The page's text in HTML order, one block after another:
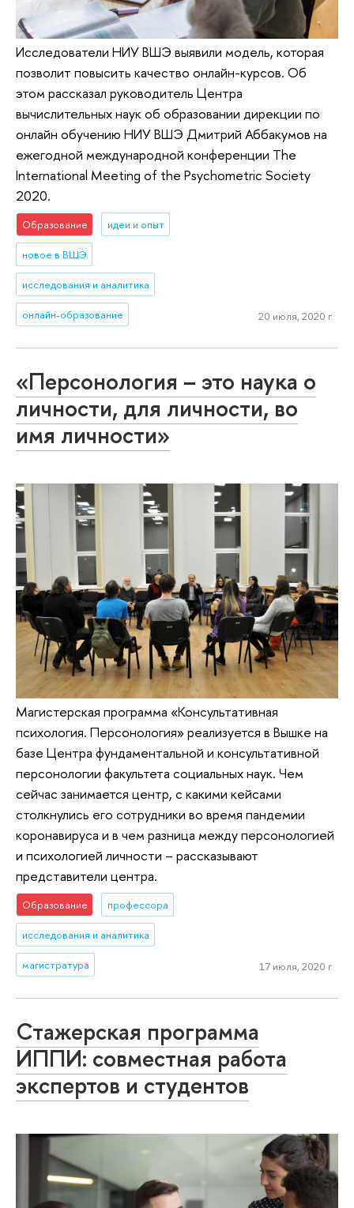
Исследователи НИУ ВШЭ выявили модель, которая
позволит повысить качество онлайн-курсов. Об
этом рассказал руководитель Центра
вычислительных наук об образовании дирекции по
онлайн обучению НИУ ВШЭ Дмитрий Аббакумов на
ежегодной международной конференции The
International Meeting of the Psychometric Society
2020.
Образование идеи и опыт
новое в ВШЭ
исследования и аналитика
онлайн-образование 20 июля, 2020 г.
«Персонология – это наука о
личности, для личности, во
имя личности»
Магистерская программа «Консультативная
психология. Персонология» реализуется в Вышке на
базе Центра фундаментальной и консультативной
персонологии факультета социальных наук. Чем
сейчас занимается центр, с какими кейсами
столкнулись его сотрудники во время пандемии
коронавируса и в чем разница между персонологией
и психологией личности – рассказывают
представители центра.
Образование профессора
исследования и аналитика
магистратура 17 июля, 2020 г.
Стажерская программа
ИППИ: совместная работа
экспертов и студентов